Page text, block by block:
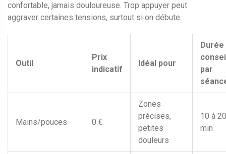
confortable, jamais douloureuse. Trop appuyer peut
aggraver certaines tensions, surtout si on débute.
Outil
Prix
indicatif
Idéal pour
Durée
par
Mains/pouces 0 €
Zones
précises,
petites
douleurs
10 à 20
min